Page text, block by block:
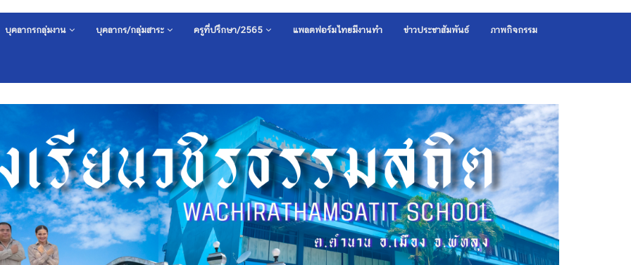
บุคลากรกลุ่มงาน บุคลากร/กลุ่มสาระ ครูที่ปรึกษา/2565 แพลตฟอร์มไทยมีงานทำ ข่าวประชาสัมพันธ์ ภาพกิจกรรม